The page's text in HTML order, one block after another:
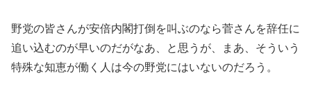
野党の皆さんが安倍内閣打倒を叫ぶのなら菅さんを辞任に
追い込むのが早いのだがなあ、と思うが、まあ、そういう
特殊な知恵が働く人は今の野党にはいないのだろう。